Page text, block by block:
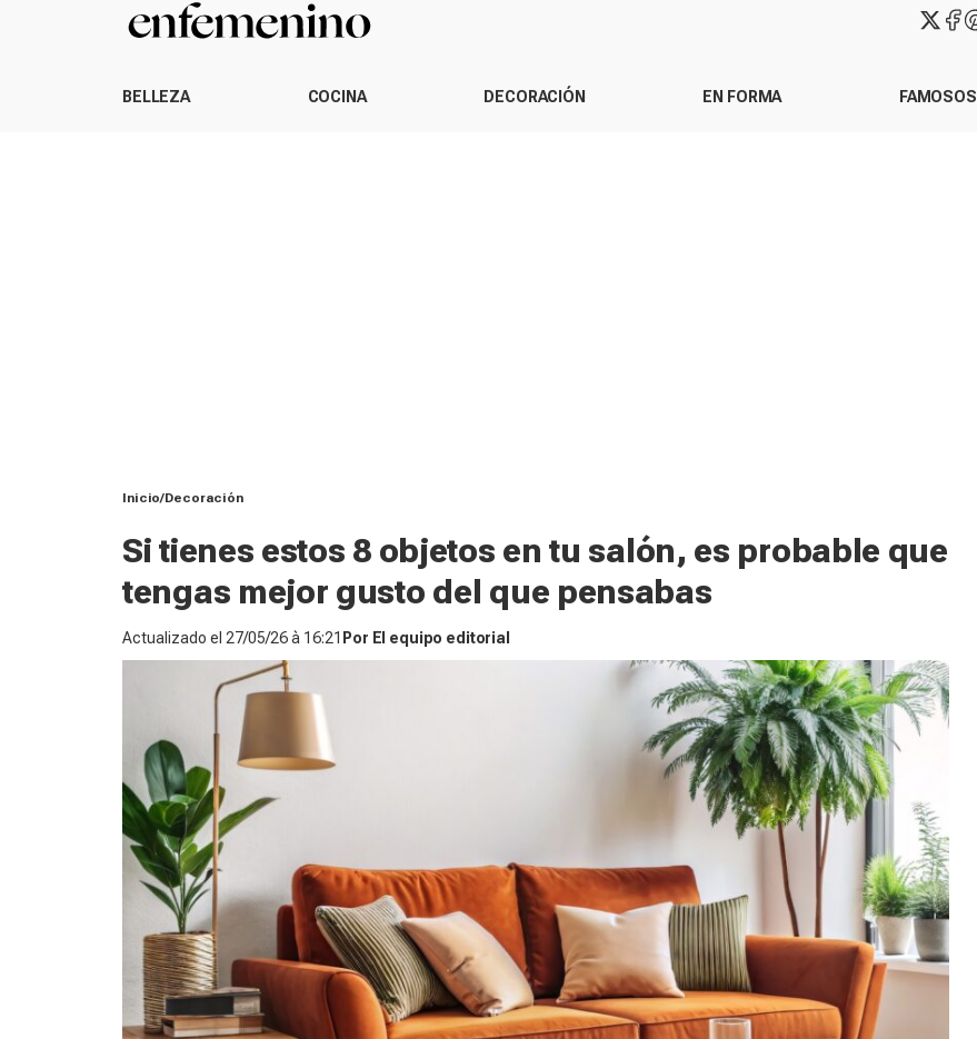
BELLEZA COCINA DECORACIÓN EN FORMA FAMOSOS
Inicio Decoración
Si tienes estos 8 objetos en tu salón, es probable que
tengas mejor gusto del que pensabas
Actualizado el 27/05/26 à 16:21 Por El equipo editorial